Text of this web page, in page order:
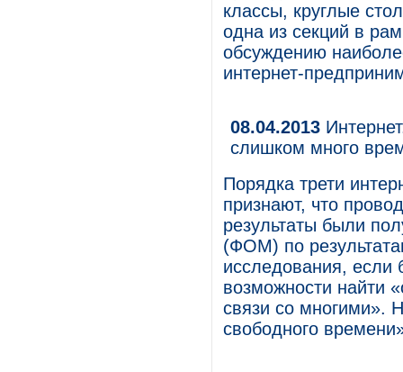
классы, круглые
одна из секций в
обсуждению
интернет-
08.04.2013
слишком много
Порядка трети
признают, что
результаты были
(ФОМ) по
исследования,
возможности найти
связи со многими».
свободного